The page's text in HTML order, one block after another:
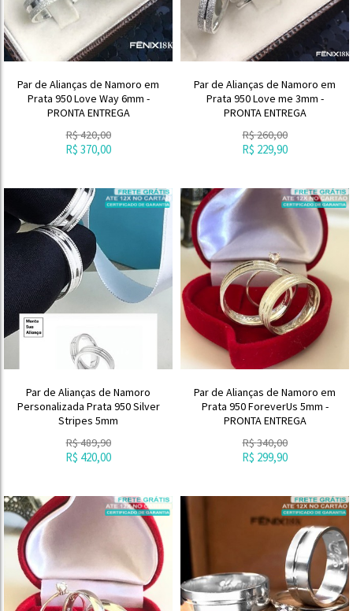
Par de Alianças de Namoro em
Prata 950 Love Way 6mm -
PRONTA ENTREGA
R$420,00
R$ 370,00
Par de Alianças de Namoro em
Prata 950 Love me 3mm -
PRONTA ENTREGA
R$260,00
R$ 229,90
Par de Alianças de Namoro
Personalizada Prata 950 Silver
Stripes 5mm
R$489,90
R$ 420,00
Par de Alianças de Namoro em
Prata 950 ForeverUs 5mm -
PRONTA ENTREGA
R$340,00
R$ 299,90